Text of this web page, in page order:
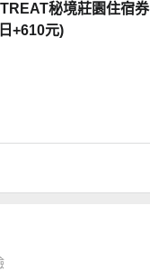
秘境莊園住宿
+610元)